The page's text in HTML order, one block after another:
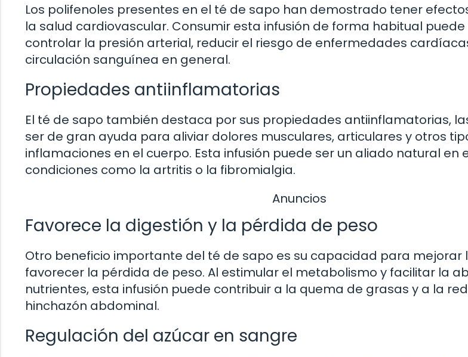
Los polifenoles presentes en el té de sapo han demostrado tener
la salud cardiovascular. Consumir esta infusión de forma habitual
controlar la presión arterial, reducir el riesgo de enfermedades
circulación sanguínea en general.
Propiedades antiinflamatorias
El té de sapo también destaca por sus propiedades antiinflamatorias,
ser de gran ayuda para aliviar dolores musculares, articulares y otros
inflamaciones en el cuerpo. Esta infusión puede ser un aliado natural
condiciones como la artritis o la fibromialgia.
Anuncios
Favorece la digestión y la pérdida de peso
Otro beneficio importante del té de sapo es su capacidad para mejorar
favorecer la pérdida de peso. Al estimular el metabolismo y facilitar la
nutrientes, esta infusión puede contribuir a la quema de grasas y a la
hinchazón abdominal.
Regulación del azúcar en sangre